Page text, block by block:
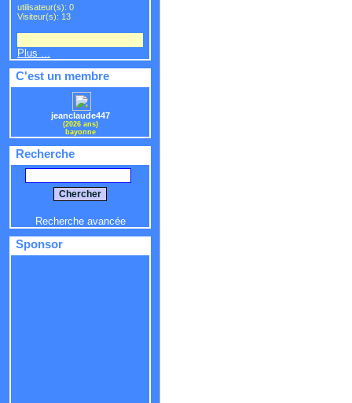
utilisateur(s): 0
Visiteur(s): 13
Plus ...
C'est un membre
jeanclaude447
(2026 ans)
bayonne
Recherche
Recherche avancée
Sponsor